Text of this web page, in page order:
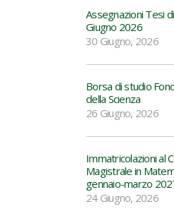
Assegnazioni Tesi
Giugno 2026
30 Giugno, 2026
Borsa di studio
della Scienza
26 Giugno, 2026
Immatricolazioni al
Magistrale in
gennaio-marzo
24 Giugno, 2026